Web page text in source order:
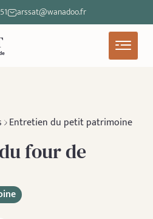
arssat@wanadoo.fr
Entretien du petit patrimoine
four de